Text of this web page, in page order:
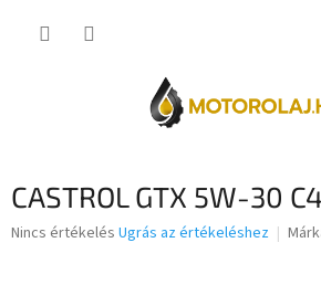
CASTROL GTX 5W-30
A
Nincs értékelés Ugrás az értékeléshez